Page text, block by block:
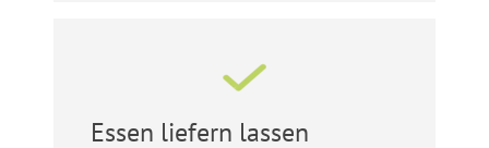
Essen liefern lassen